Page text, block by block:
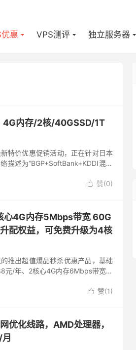
惠 VPS测评 独立服务器
4G内存/2核/40GSSD/1T
特价优惠促销活动，正在针对日本
描述为“BGP+SoftBank+KDDI混合
 赞(0)
心4G内存5Mbps带宽 60G
配权益，可免费升级为4核
推出超值爆品秒杀优惠产品，基础
元/年、2核心4G内存6Mbps带宽低
 赞(1)
优化线路，AMD处理器，